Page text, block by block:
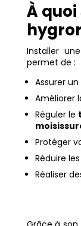
À quoi
Installer
permet de :
Assurer un
Améliorer
Réguler le
Protéger
Réduire
Réaliser